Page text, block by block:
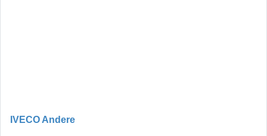
IVECO Andere